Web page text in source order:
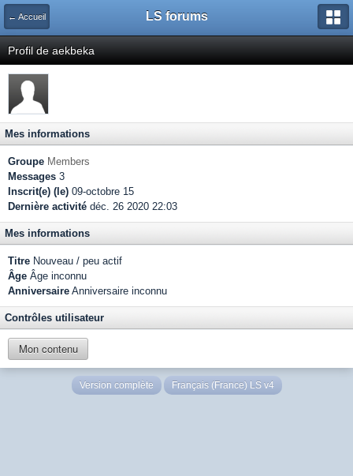
← Accueil LS forums
Profil de aekbeka
Mes informations
Groupe Members
Messages 3
Inscrit(e) (le) 09-octobre 15
Dernière activité déc. 26 2020 22:03
Mes informations
Titre Nouveau / peu actif
Âge Âge inconnu
Anniversaire Anniversaire inconnu
Contrôles utilisateur
Mon contenu
Version complète Français (France) LS v4